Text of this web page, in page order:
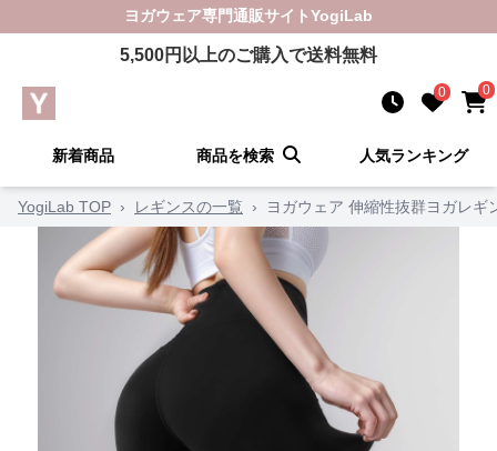
ヨガウェア専門通販サイトYogiLab
5,500円以上のご購入で送料無料
0 0
新着商品 商品を検索 人気ランキング
YogiLab TOP › レギンスの一覧 › ヨガウェア 伸縮性抜群ヨガレギ